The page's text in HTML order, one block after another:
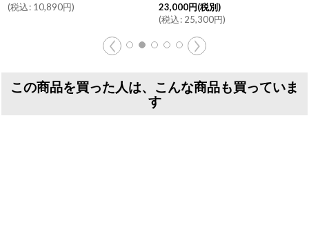
6,900 円(税別)
9,900円(税別)
(税込: 10,890円)
この商品を買った人は、こんな商品も買っていま
す